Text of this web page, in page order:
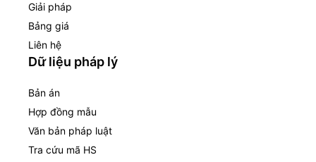
Giải pháp
Bảng giá
Liên hệ
Dữ liệu pháp lý
Bản án
Hợp đồng mẫu
Văn bản pháp luật
Tra cứu mã HS